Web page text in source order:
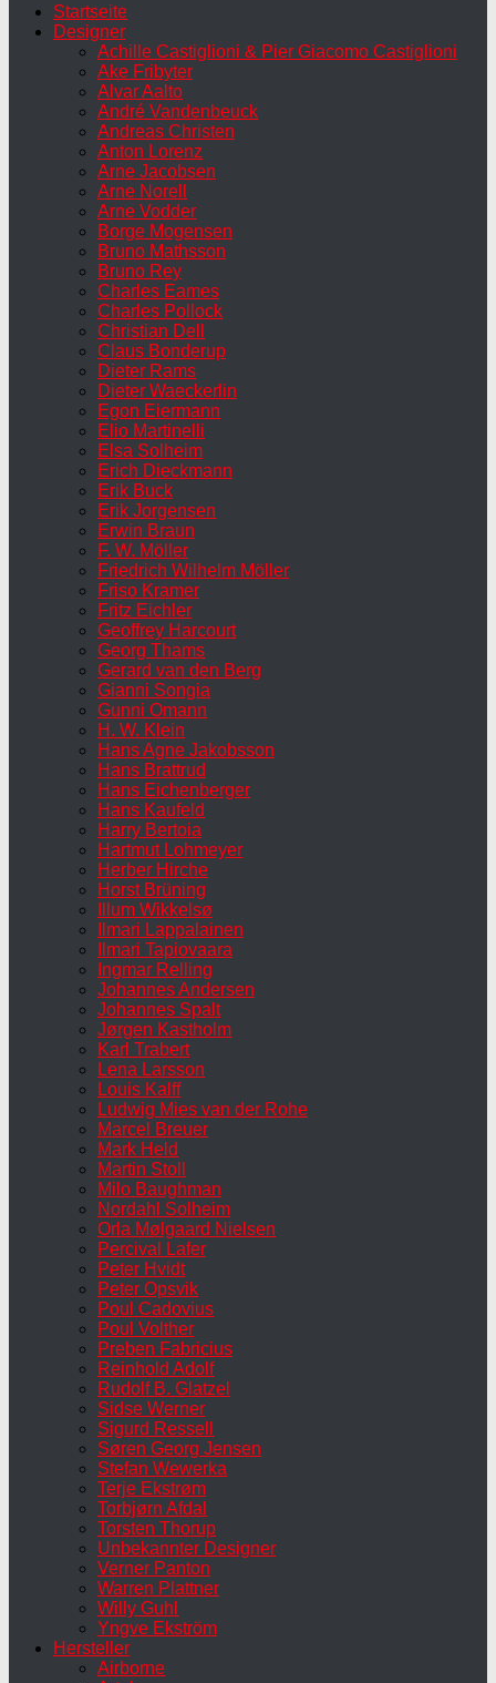
Startseite
Designer
Achille Castiglioni & Pier Giacomo Castiglioni
Ake Fribyter
Alvar Aalto
André Vandenbeuck
Andreas Christen
Anton Lorenz
Arne Jacobsen
Arne Norell
Arne Vodder
Borge Mogensen
Bruno Mathsson
Bruno Rey
Charles Eames
Charles Pollock
Christian Dell
Claus Bonderup
Dieter Rams
Dieter Waeckerlin
Egon Eiermann
Elio Martinelli
Elsa Solheim
Erich Dieckmann
Erik Buck
Erik Jorgensen
Erwin Braun
F. W. Möller
Friedrich Wilhelm Möller
Friso Kramer
Fritz Eichler
Geoffrey Harcourt
Georg Thams
Gerard van den Berg
Gianni Songia
Gunni Omann
H. W. Klein
Hans Agne Jakobsson
Hans Brattrud
Hans Eichenberger
Hans Kaufeld
Harry Bertoia
Hartmut Lohmeyer
Herber Hirche
Horst Brüning
Illum Wikkelsø
Ilmari Lappalainen
Ilmari Tapiovaara
Ingmar Relling
Johannes Andersen
Johannes Spalt
Jørgen Kastholm
Karl Trabert
Lena Larsson
Louis Kalff
Ludwig Mies van der Rohe
Marcel Breuer
Mark Held
Martin Stoll
Milo Baughman
Nordahl Solheim
Orla Mølgaard Nielsen
Percival Lafer
Peter Hvidt
Peter Opsvik
Poul Cadovius
Poul Volther
Preben Fabricius
Reinhold Adolf
Rudolf B. Glatzel
Sidse Werner
Sigurd Ressell
Søren Georg Jensen
Stefan Wewerka
Terje Ekstrøm
Torbjørn Afdal
Torsten Thorup
Unbekannter Designer
Verner Panton
Warren Plattner
Willy Guhl
Yngve Ekström
Hersteller
Airborne